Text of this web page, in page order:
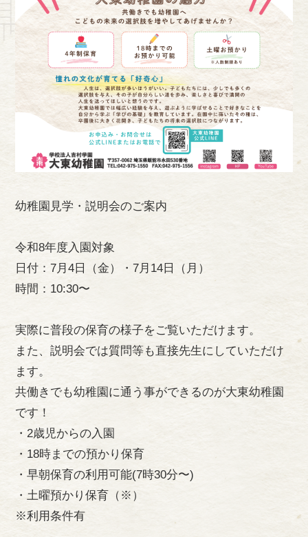
幼稚園見学・説明会のご案内
令和8年度入園対象
日付：7月4日（金）・7月14日（月）
時間：10:30〜
実際に普段の保育の様子をご覧いただけます。
また、説明会では質問等も直接先生にしていただけ
ます。
共働きでも幼稚園に通う事ができるのが大東幼稚園
です！
・2歳児からの入園
・18時までの預かり保育
・早朝保育の利用可能(7時30分〜)
・土曜預かり保育（※）
※利用条件有